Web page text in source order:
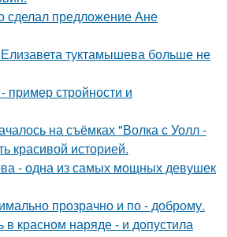
сделал предложение Ане
туктамышева больше не
пример стройности и
на съёмках "Волка с Уолл -
красивой историей.
- одна из самых мощных девушек
прозрачно и по - доброму.
в красном наряде - и допустила